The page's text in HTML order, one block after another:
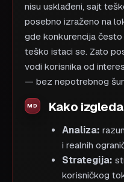
nisu usklađeni, sajt
posebno izraženo na
gde konkurencija
teško istaci se. Zato
vodi korisnika od
— bez nepotrebnog
Kako
Analiza:
i realnih
Strategija:
korisničkog